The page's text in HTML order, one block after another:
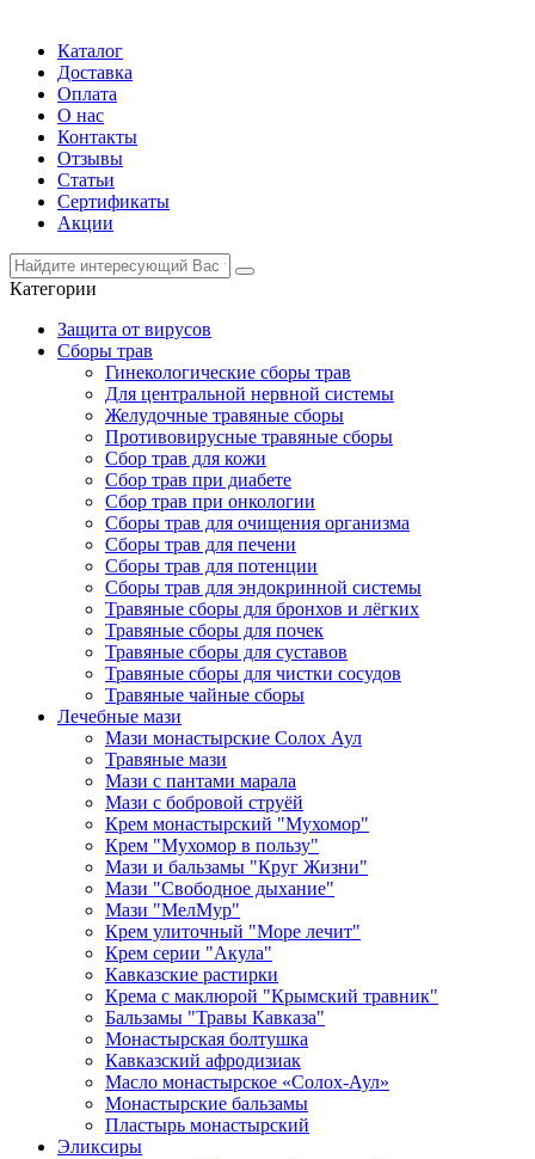
Каталог
Доставка
Оплата
О нас
Контакты
Отзывы
Статьи
Сертификаты
Акции
Категории
Защита от вирусов
Сборы трав
Гинекологические сборы трав
Для центральной нервной системы
Желудочные травяные сборы
Противовирусные травяные сборы
Сбор трав для кожи
Сбор трав при диабете
Сбор трав при онкологии
Сборы трав для очищения организма
Сборы трав для печени
Сборы трав для потенции
Сборы трав для эндокринной системы
Травяные сборы для бронхов и лёгких
Травяные сборы для почек
Травяные сборы для суставов
Травяные сборы для чистки сосудов
Травяные чайные сборы
Лечебные мази
Мази монастырские Солох Аул
Травяные мази
Мази с пантами марала
Мази с бобровой струёй
Крем монастырский "Мухомор"
Крем "Мухомор в пользу"
Мази и бальзамы "Круг Жизни"
Мази "Свободное дыхание"
Мази "МелМур"
Крем улиточный "Море лечит"
Крем серии "Акула"
Кавказские растирки
Крема с маклюрой "Крымский травник"
Бальзамы "Травы Кавказа"
Монастырская болтушка
Кавказский афродизиак
Масло монастырское «Солох-Аул»
Монастырские бальзамы
Пластырь монастырский
Эликсиры